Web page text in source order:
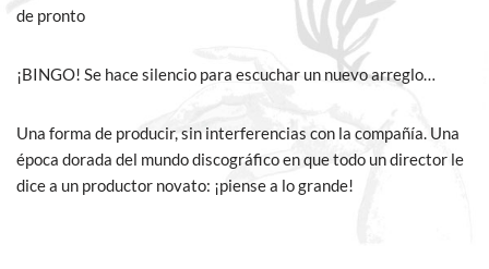
de pronto
¡BINGO! Se hace silencio para escuchar un nuevo arreglo…
Una forma de producir, sin interferencias con la compañía. Una
época dorada del mundo discográfico en que todo un director le
dice a un productor novato: ¡piense a lo grande!